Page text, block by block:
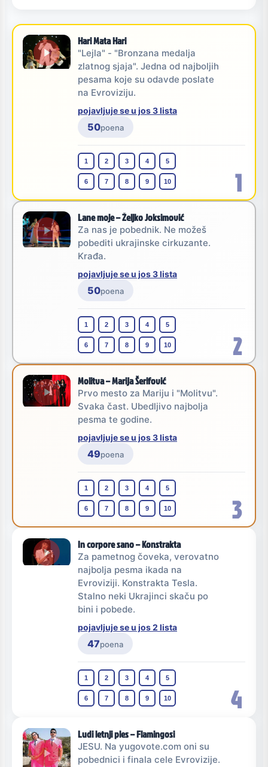
1
Hari Mata Hari
"Lejla" - "Bronzana medalja
zlatnog sjaja". Jedna od najboljih
pesama koje su odavde poslate
na Evroviziju.
pojavljuje se u jos 3 lista
50poena
1 2 3 4 5
6 7 8 9 10
2
Lane moje – Željko Joksimović
Za nas je pobednik. Ne možeš
pobediti ukrajinske cirkuzante.
Krađa.
pojavljuje se u jos 3 lista
50poena
1 2 3 4 5
6 7 8 9 10
3
Molitva – Marija Šerifović
Prvo mesto za Mariju i "Molitvu".
Svaka čast. Ubedljivo najbolja
pesma te godine.
pojavljuje se u jos 3 lista
49poena
1 2 3 4 5
6 7 8 9 10
4
In corpore sano – Konstrakta
Za pametnog čoveka, verovatno
najbolja pesma ikada na
Evroviziji. Konstrakta Tesla.
Stalno neki Ukrajinci skaču po
bini i pobede.
pojavljuje se u jos 2 lista
47poena
1 2 3 4 5
6 7 8 9 10
Ludi letnji ples – Flamingosi
JESU. Na yugovote.com oni su
pobednici i finala cele Evrovizije.